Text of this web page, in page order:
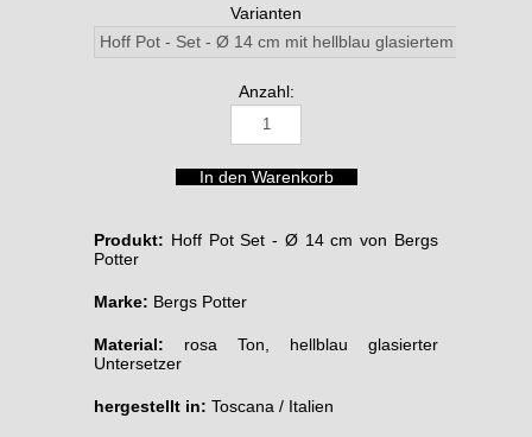
Varianten
Anzahl:
Produkt: Hoff Pot Set - Ø 14 cm von Bergs
Potter
Marke: Bergs Potter
Material: rosa Ton, hellblau glasierter
Untersetzer
hergestellt in: Toscana / Italien